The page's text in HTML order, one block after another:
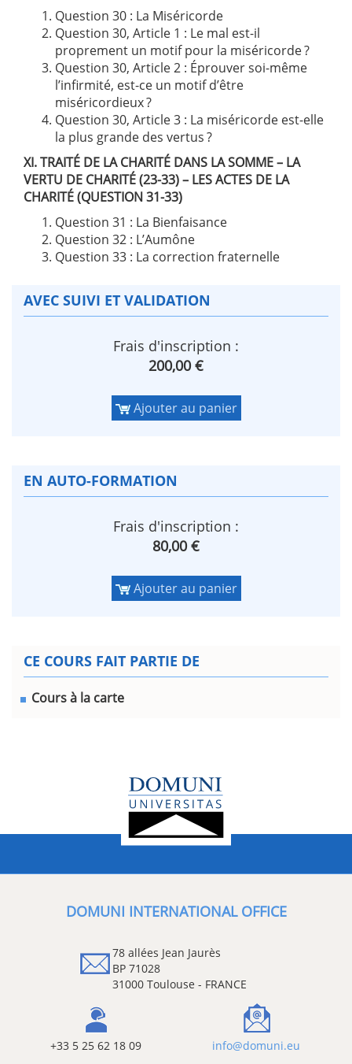
Question 30 : La Miséricorde
Question 30, Article 1 : Le mal est-il
proprement un motif pour la miséricorde ?
Question 30, Article 2 : Éprouver soi-même
l’infirmité, est-ce un motif d’être
miséricordieux ?
Question 30, Article 3 : La miséricorde est-elle
la plus grande des vertus ?
XI. TRAITÉ DE LA CHARITÉ DANS LA SOMME – LA
VERTU DE CHARITÉ (23-33) – LES ACTES DE LA
CHARITÉ (QUESTION 31-33)
Question 31 : La Bienfaisance
Question 32 : L’Aumône
Question 33 : La correction fraternelle
AVEC SUIVI ET VALIDATION
Frais d'inscription :
200,00 €
Ajouter au panier
EN AUTO-FORMATION
Frais d'inscription :
80,00 €
Ajouter au panier
CE COURS FAIT PARTIE DE
Cours à la carte
DOMUNI INTERNATIONAL OFFICE
78 allées Jean Jaurès
BP 71028
31000 Toulouse - FRANCE
+33 5 25 62 18 09 info@domuni.eu